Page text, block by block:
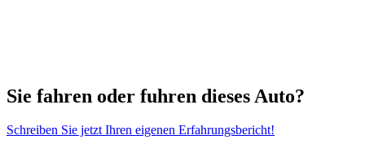
Sie fahren oder fuhren dieses Auto?
Schreiben Sie jetzt Ihren eigenen Erfahrungsbericht!